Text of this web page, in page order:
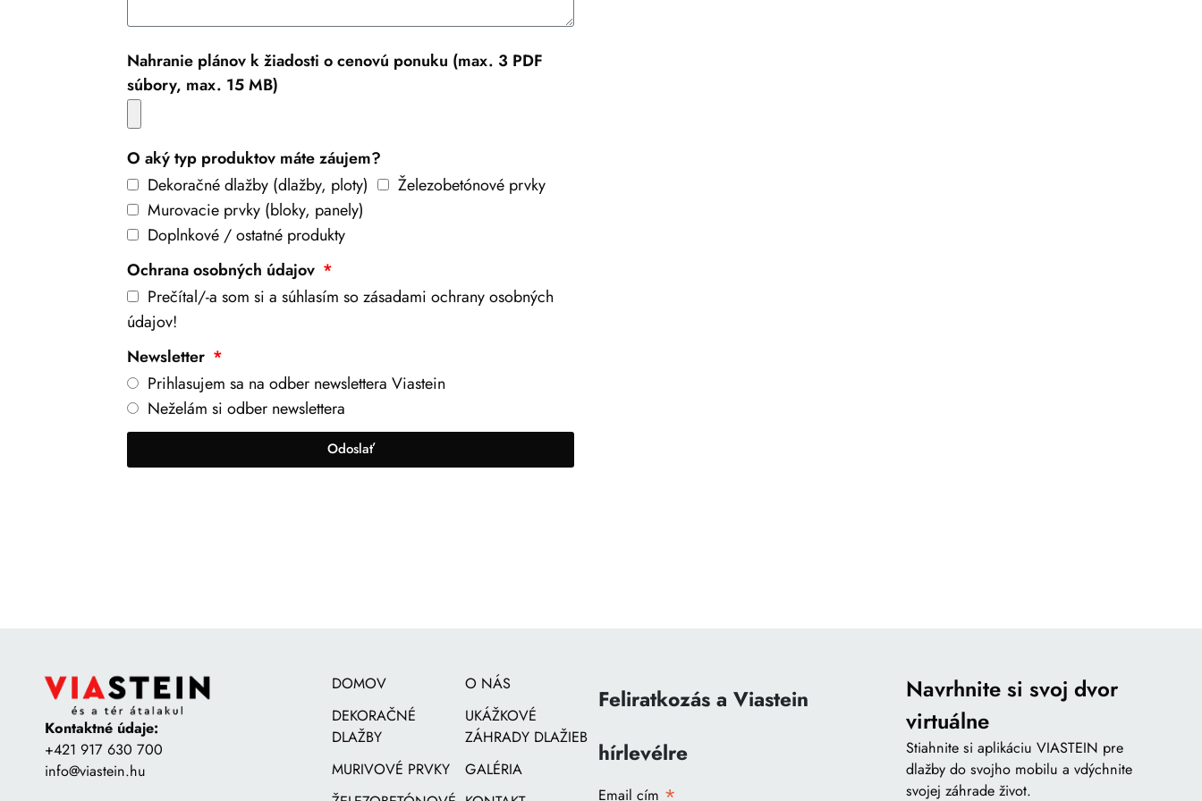
Nahranie plánov k žiadosti o cenovú ponuku (max. 3 PDF
súbory, max. 15 MB)
O aký typ produktov máte záujem?
Dekoračné dlažby (dlažby, ploty)
Železobetónové prvky
Murovacie prvky (bloky, panely)
Doplnkové / ostatné produkty
Ochrana osobných údajov
Prečítal/-a som si a súhlasím so zásadami ochrany osobných
údajov!
Newsletter
Prihlasujem sa na odber newslettera Viastein
Neželám si odber newslettera
Odoslať
Kontaktné údaje:
+421 917 630 700
info@viastein.hu
DOMOV
DEKORAČNÉ
DLAŽBY
MURIVOVÉ PRVKY
O NÁS
UKÁŽKOVÉ
ZÁHRADY DLAŽIEB
GALÉRIA
Feliratkozás a Viastein
hírlevélre
Email cím
Navrhnite si svoj dvor
virtuálne
Stiahnite si aplikáciu VIASTEIN pre
dlažby do svojho mobilu a vdýchnite
svojej záhrade život.